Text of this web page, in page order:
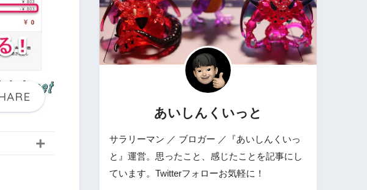
あいしんくいっと
サラリーマン ／ ブロガー ／『あいしんくいっ
と』運営。思ったこと、感じたことを記事にし
ています。Twitterフォローお気軽に！